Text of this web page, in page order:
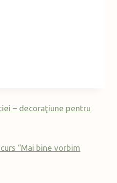
– decoraţiune pentru
“Mai bine vorbim